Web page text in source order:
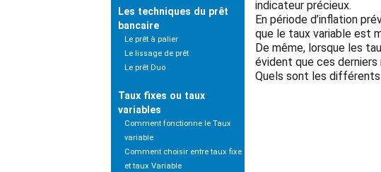
Les techniques du prêt
bancaire
Le prêt à palier
Le lissage de prêt
Le prêt Duo
Taux fixes ou taux
variables
Comment fonctionne le Taux
variable
Comment choisir entre taux fixe
et taux Variable
indicateur précieux.
En période d’inflation
que le taux variable est
De même, lorsque les
évident que ces
Quels sont les